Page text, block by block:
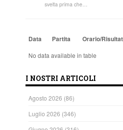
svelta prima che…
Data Partita Orario/
No data available in table
I NOSTRI ARTICOLI
Agosto 2026 (86)
Luglio 2026 (346)